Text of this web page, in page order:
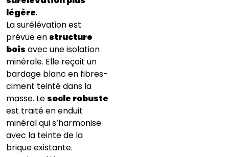
légère.
La surélévation est
prévue enstructure
bois avec une isolation
minérale. Elle reçoit un
bardage blanc en fibres-
ciment teinté dans la
masse. Lesocle robuste
est traité en enduit
minéral qui s’harmonise
avec la teinte de la
brique existante.